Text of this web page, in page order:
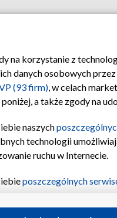
Polityka prywatności
na korzystanie z
danych osobowych
(93 firm), w celach
a także zgody na
naszych
technologii
ruchu w Internecie.
poszczególnych
informacji